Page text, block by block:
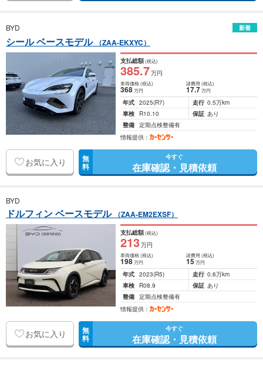
BYD 新着
シール ベースモデル （ZAA-EKXYC）
支払総額(税込)
385.7万円
車両価格(税込)
368万円
諸費用 (税込)
17.7 万円
年式 2025(R7) 走行 0.5万km
車検
R10.10 保証 あり
整備 定期点検整備有
情報提供：
お気に入り 無
料
今すぐ
在庫確認・見積依頼
BYD
ドルフィン ベースモデル （ZAA-EM2EXSF）
支払総額(税込)
213万円
車両価格(税込)
198万円
諸費用 (税込)
15 万円
年式 2023(R5) 走行 0.6万km
車検
R08.9 保証 あり
整備 定期点検整備有
情報提供：
お気に入り 無
料
今すぐ
在庫確認・見積依頼